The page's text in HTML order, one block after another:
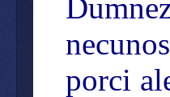
porci